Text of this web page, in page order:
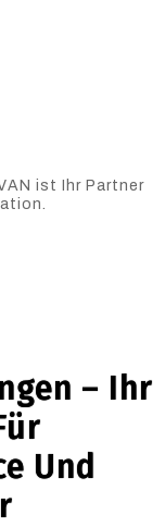
ist Ihr Partner
– Ihr
Und